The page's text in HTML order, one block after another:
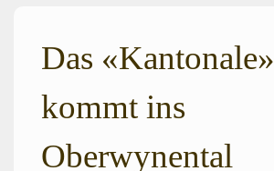
Das «Kantonale»
kommt ins
Oberwynental